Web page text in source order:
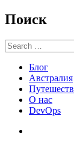
Поиск
Search
for:
Блог
Австралия
О нас
DevOps